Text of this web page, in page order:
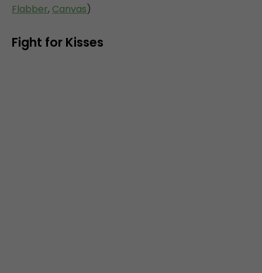
Flabber, Canvas)
Fight for Kisses